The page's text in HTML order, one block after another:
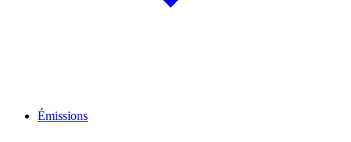
Émissions